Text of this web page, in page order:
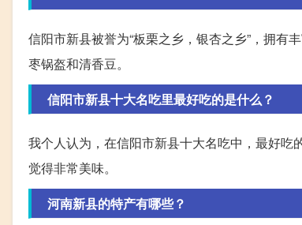
信阳市新县被誉为“板栗之乡，银杏之乡”，拥有
枣锅盔和清香豆。
信阳市新县十大名吃里最好吃的是什么？
我个人认为，在信阳市新县十大名吃中，最好
觉得非常美味。
河南新县的特产有哪些？